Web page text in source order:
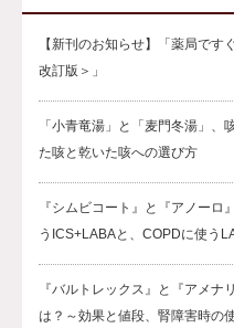
【新刊のお知らせ】「薬局です
改訂版＞」
「小青竜湯」と「麦門冬湯」
た咳と乾いた咳への選び方
『シムビコート』と『アノー
うICS+LABAと、COPDに使う
『バルトレックス』と『アメ
は？～効果と値段、腎障害時の